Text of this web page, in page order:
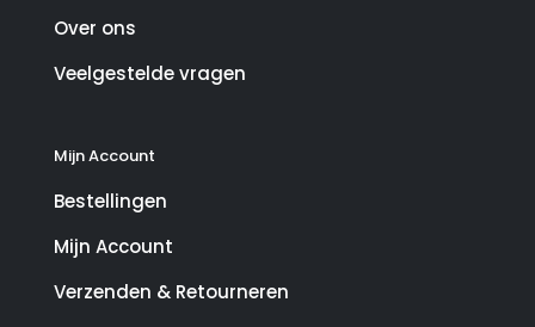
Over ons
Veelgestelde vragen
Mijn Account
Bestellingen
Mijn Account
Verzenden & Retourneren